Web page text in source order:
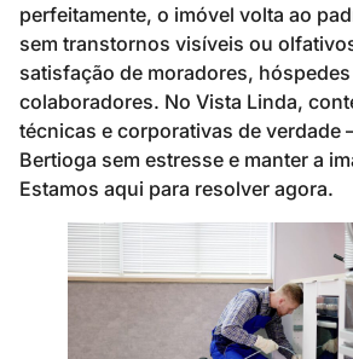
perfeitamente, o imóvel volta ao
sem transtornos visíveis ou
satisfação de moradores,
colaboradores. No Vista Linda,
técnicas e corporativas de verdade
Bertioga sem estresse e manter a
Estamos aqui para resolver agora.